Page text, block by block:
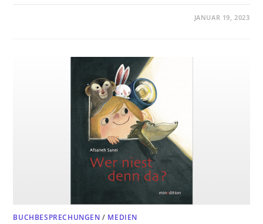
JANUAR 19, 2023
BUCHBESPRECHUNGEN / MEDIEN